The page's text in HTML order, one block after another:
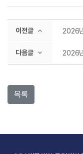
이전글 2026
다음글 2026
목록